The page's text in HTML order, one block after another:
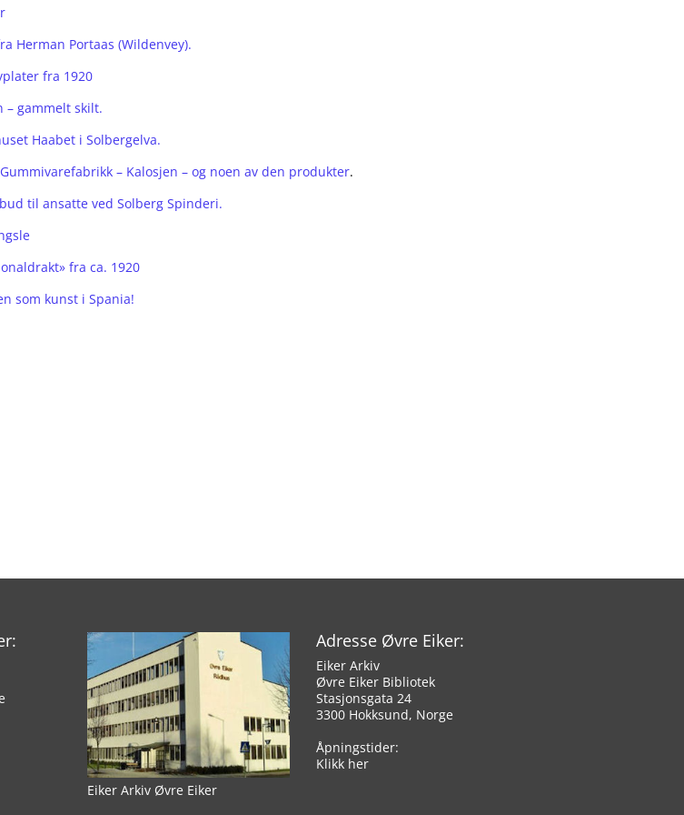
Herman Portaas (Wildenvey).
fra 1920
– gammelt skilt.
Haabet i Solbergelva.
– Kalosjen – og noen av den produkter.
til ansatte ved Solberg Spinderi.
fra ca. 1920
som kunst i Spania!
Eiker Arkiv Øvre Eiker
Adresse Øvre Eiker:
Eiker Arkiv
Øvre Eiker Bibliotek
Stasjonsgata 24
3300 Hokksund, Norge
Åpningstider:
Klikk her